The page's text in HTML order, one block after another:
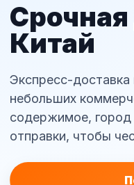
Срочная
Китай
Экспресс-
небольших
содержимое, город
отправки, чтобы